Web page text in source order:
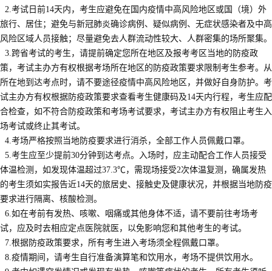
2.考试日前14天内，考生应避免在国内疫情中高风险地区或国（境）外
旅行、居住；避免与新冠肺炎确诊病例、疑似病例、无症状感染者及中高
风险区域人员接触；尽量避免去人群流动性较大、人群密集的场所聚集。
3.跨省考试的考生，请提前确定您所在地区及报考考区当地的防疫政
策，考试主办方有权根据考场所在地区的防疫政策要求限制考生参考。从
所在地到达考点时，请不要途径疫情中高风险地区，并做好自身防护。考
试主办方有权根据防疫政策要求查看考生健康码及14天内行程，考生应配
合检查，如不符合防疫政策和考场考试要求，考试主办方有权阻止考生入
场考试或终止其考试。
4.考场严格按照当地防疫要求进行消杀，全部工作人员佩戴口罩。
5.考生应至少提前30分钟到达考点。入场时，应主动配合工作人员接受
体温检测，如发现体温超过37.3℃，需现场接受2次体温复测，确属发热
的考生须如实报告近14天的旅居史、接触史及健康状况，并根据当地防疫
要求进行隔离、核酸检测。
6.如在考前有发热、咳嗽、咽痛或其他身体不适，请不要前往考场考
试，应及时去相应定点医院就医，以免影响您和其他考生的考试。
7.根据防疫政策要求，所有考生进入考场须全程佩戴口罩。
8.疫情期间，请考生自行准备演算笔和饮用水，考场不提供饮用水。